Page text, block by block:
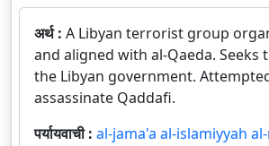
अर्थ : A Libyan terrorist group
and aligned with al-Qaeda. Seeks
the Libyan government.
assassinate Qaddafi.
पर्यायवाची : al-jama'a al-islamiyyah